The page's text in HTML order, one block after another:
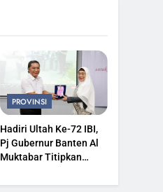
PROVINSI
Hadiri Ultah Ke-72 IBI,
Pj Gubernur Banten Al
Muktabar Titipkan